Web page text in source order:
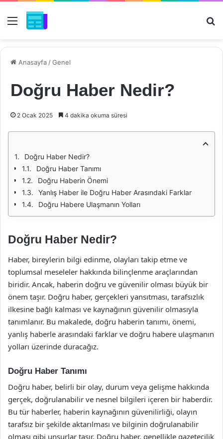
Menü
Anasayfa /Genel
Doğru Haber Nedir?
2 Ocak 2025 4 dakika okuma süresi
Doğru Haber Nedir?
Doğru Haber Tanımı
Doğru Haberin Önemi
Yanlış Haber ile Doğru Haber Arasındaki Farklar
Doğru Habere Ulaşmanın Yolları
Doğru Haber Nedir?
Haber, bireylerin bilgi edinme, olayları takip etme ve
toplumsal meseleler hakkında bilinçlenme araçlarından
biridir. Ancak, haberin doğru ve güvenilir olması büyük bir
önem taşır. Doğru haber, gerçekleri yansıtması, tarafsızlık
ilkesine bağlı kalması ve kaynağının güvenilir olmasıyla
tanımlanır. Bu makalede, doğru haberin tanımı, önemi,
yanlış haberle arasındaki farklar ve doğru habere ulaşmanın
yolları üzerinde duracağız.
Doğru Haber Tanımı
Doğru haber, belirli bir olay, durum veya gelişme hakkında
gerçek, doğrulanabilir ve nesnel bilgileri içeren bir haberdir.
Bu tür haberler, haberin kaynağının güvenilirliği, olayın
tarafsız bir şekilde aktarılması ve bilginin doğrulanabilir
olması gibi unsurlar taşır. Doğru haber, genellikle gazetecilik